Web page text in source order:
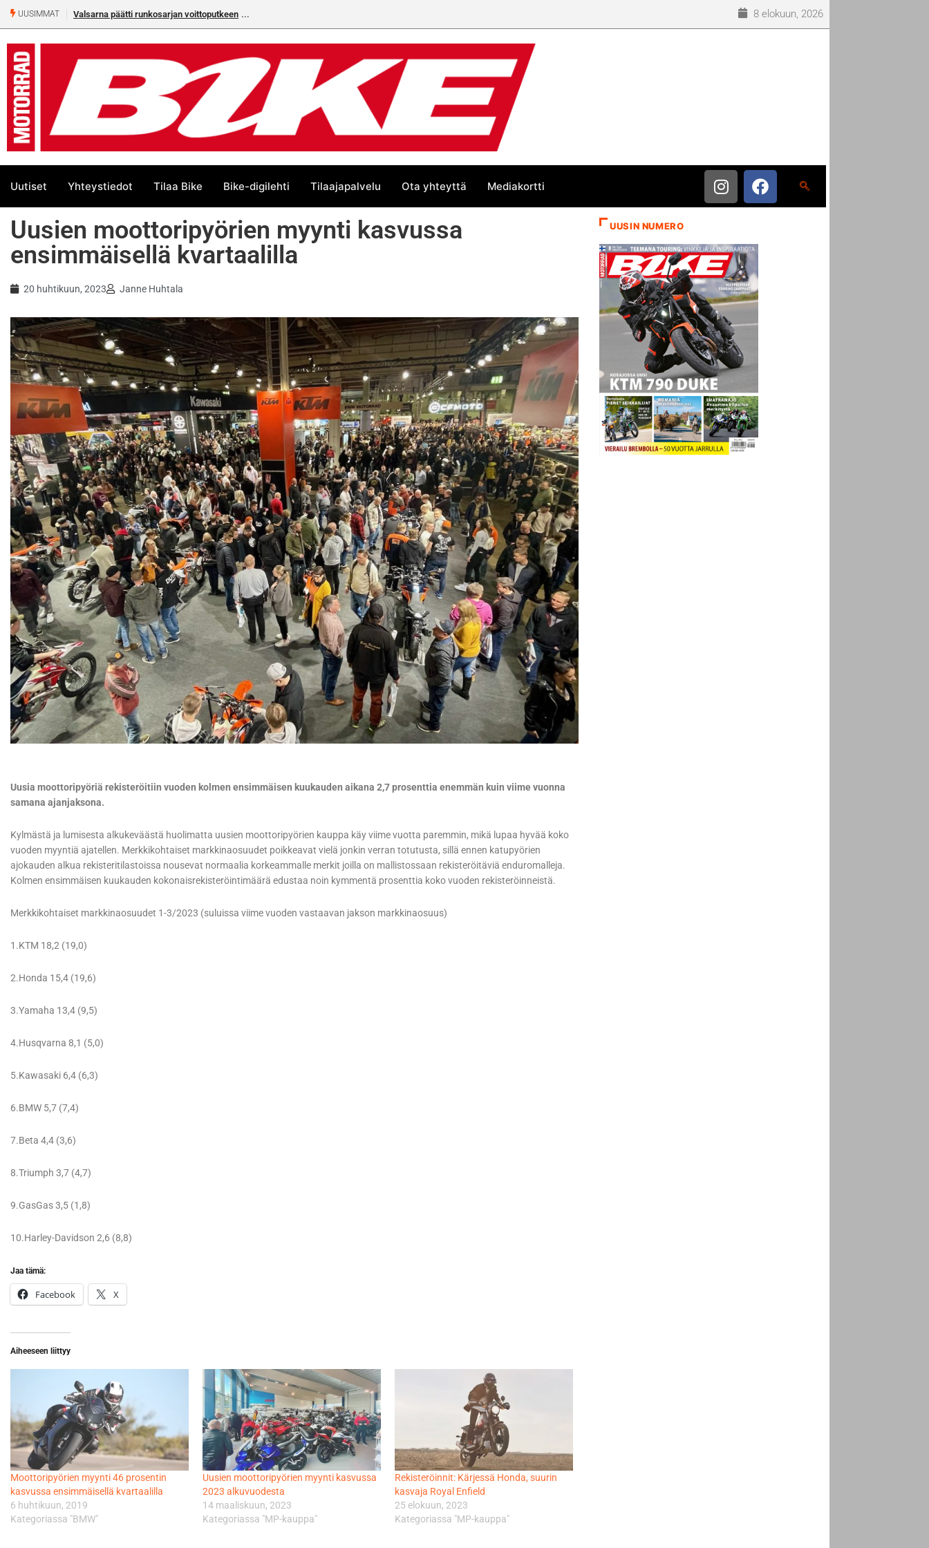
UUSIMMAT Valsarna päätti runkosarjan voittoputkeen
numeroa!
8 elokuun, 2026
Uutiset Yhteystiedot Tilaa Bike Bike-digilehti Tilaajapalvelu Ota yhteyttä Mediakortti
Uusien moottoripyörien myynti kasvussa
ensimmäisellä kvartaalilla
20 huhtikuun, 2023 Janne Huhtala
Uusia moottoripyöriä rekisteröitiin vuoden kolmen ensimmäisen kuukauden aikana 2,7 prosenttia enemmän kuin viime vuonna
samana ajanjaksona.
Kylmästä ja lumisesta alkukeväästä huolimatta uusien moottoripyörien kauppa käy viime vuotta paremmin, mikä lupaa hyvää koko
vuoden myyntiä ajatellen. Merkkikohtaiset markkinaosuudet poikkeavat vielä jonkin verran totutusta, sillä ennen katupyörien
ajokauden alkua rekisteritilastoissa nousevat normaalia korkeammalle merkit joilla on mallistossaan rekisteröitäviä enduromalleja.
Kolmen ensimmäisen kuukauden kokonaisrekisteröintimäärä edustaa noin kymmentä prosenttia koko vuoden rekisteröinneistä.
Merkkikohtaiset markkinaosuudet 1-3/2023 (suluissa viime vuoden vastaavan jakson markkinaosuus)
1.KTM 18,2 (19,0)
2.Honda 15,4 (19,6)
3.Yamaha 13,4 (9,5)
4.Husqvarna 8,1 (5,0)
5.Kawasaki 6,4 (6,3)
6.BMW 5,7 (7,4)
7.Beta 4,4 (3,6)
8.Triumph 3,7 (4,7)
9.GasGas 3,5 (1,8)
10.Harley-Davidson 2,6 (8,8)
Jaa tämä:
Facebook X
Aiheeseen liittyy
Moottoripyörien myynti 46 prosentin
kasvussa ensimmäisellä kvartaalilla
6 huhtikuun, 2019
Kategoriassa "BMW"
Uusien moottoripyörien myynti kasvussa
2023 alkuvuodesta
14 maaliskuun, 2023
Kategoriassa "MP-kauppa"
Rekisteröinnit: Kärjessä Honda, suurin
kasvaja Royal Enfield
25 elokuun, 2023
Kategoriassa "MP-kauppa"
UUSIN NUMERO